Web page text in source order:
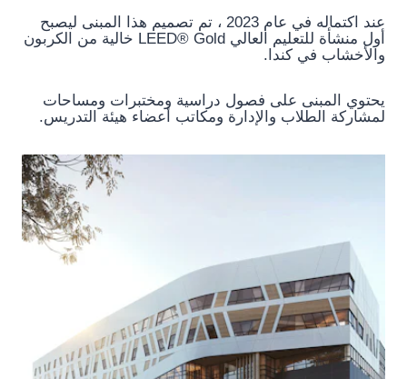
عند اكتماله في عام 2023 ، تم تصميم هذا المبنى ليصبح
أول منشأة للتعليم العالي LEED® Gold خالية من الكربون
والأخشاب في كندا.
يحتوي المبنى على فصول دراسية ومختبرات ومساحات
لمشاركة الطلاب والإدارة ومكاتب أعضاء هيئة التدريس.